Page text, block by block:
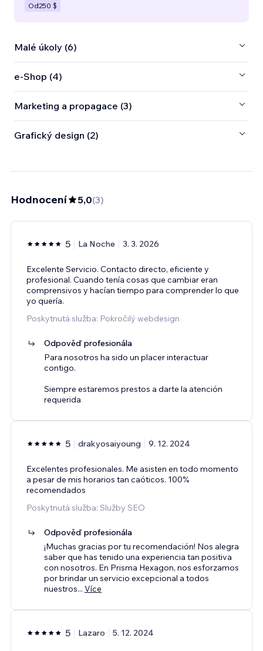
Od250 $
Malé úkoly (6)
e‑Shop (4)
Marketing a propagace (3)
Grafický design (2)
Hodnocení 5,0(3)
5 La Noche 3. 3. 2026
Excelente Servicio. Contacto directo, eficiente y
profesional. Cuando tenía cosas que cambiar eran
comprensivos y hacían tiempo para comprender lo que
yo quería.
Poskytnutá služba: Pokročilý webdesign
Odpověď profesionála
Para nosotros ha sido un placer interactuar
contigo.
Siempre estaremos prestos a darte la atención
requerida
5 drakyosaiyoung 9. 12. 2024
Excelentes profesionales. Me asisten en todo momento
a pesar de mis horarios tan caóticos. 100%
recomendados
Poskytnutá služba: Služby SEO
Odpověď profesionála
¡Muchas gracias por tu recomendación! Nos alegra
saber que has tenido una experiencia tan positiva
con nosotros. En Prisma Hexagon, nos esforzamos
por brindar un servicio excepcional a todos
nuestros... Více
5 Lazaro 5. 12. 2024